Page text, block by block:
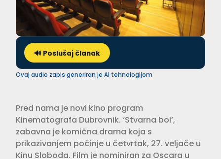
🔊 Poslušaj članak
Ovaj audio zapis generiran je AI tehnologijom
Pred nama je novi kino program
Kinematografa Dubrovnik. ‘Stvarna bol’,
zabavna je komična drama koja s
prikazivanjem počinje u četvrtak, 27. veljače u
Kinu Sloboda. Film je nominiran za Oscara u